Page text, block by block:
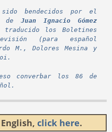
sido bendecidos por el
de Juan Ignacio Gómez
traducido los Boletines
(para español
M., Dolores Mesina y
converbar los 86 de
click here.